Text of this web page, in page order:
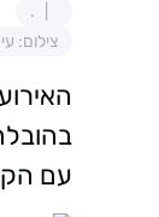
.
צילום:
עם